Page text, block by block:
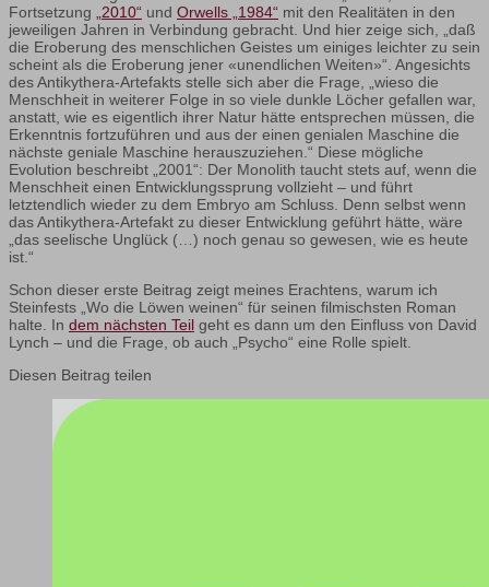
Fortsetzung „2010“ und Orwells „1984“ mit den Realitäten in den
jeweiligen Jahren in Verbindung gebracht. Und hier zeige sich, „daß
die Eroberung des menschlichen Geistes um einiges leichter zu sein
scheint als die Eroberung jener «unendlichen Weiten»“. Angesichts
des Antikythera-Artefakts stelle sich aber die Frage, „wieso die
Menschheit in weiterer Folge in so viele dunkle Löcher gefallen war,
anstatt, wie es eigentlich ihrer Natur hätte entsprechen müssen, die
Erkenntnis fortzuführen und aus der einen genialen Maschine die
nächste geniale Maschine herauszuziehen.“ Diese mögliche
Evolution beschreibt „2001“: Der Monolith taucht stets auf, wenn die
Menschheit einen Entwicklungssprung vollzieht – und führt
letztendlich wieder zu dem Embryo am Schluss. Denn selbst wenn
das Antikythera-Artefakt zu dieser Entwicklung geführt hätte, wäre
„das seelische Unglück (…) noch genau so gewesen, wie es heute
ist.“
Schon dieser erste Beitrag zeigt meines Erachtens, warum ich
Steinfests „Wo die Löwen weinen“ für seinen filmischsten Roman
halte. In dem nächsten Teil geht es dann um den Einfluss von David
Lynch – und die Frage, ob auch „Psycho“ eine Rolle spielt.
Diesen Beitrag teilen